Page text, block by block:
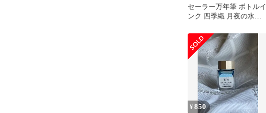
セーラー万年筆 ボトルイ
ンク 四季織 月夜の水面
¥850